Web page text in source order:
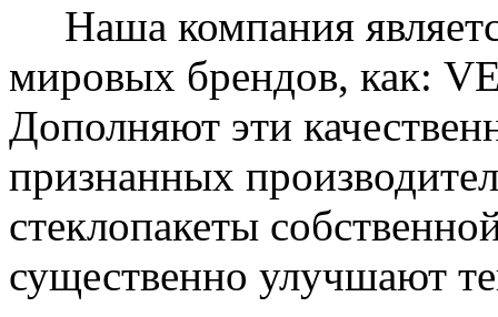
Наша компания
мировых брендов, как:
Дополняют эти
признанных
стеклопакеты
существенно улучшают